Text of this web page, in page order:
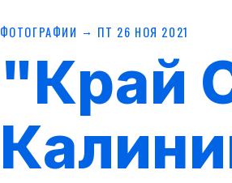
ФОТОГРАФИИ → ПТ 26 НОЯ 2021
"Край